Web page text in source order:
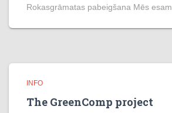
Rokasgrāmatas pabeigšana Mēs esam
INFO
The GreenComp project